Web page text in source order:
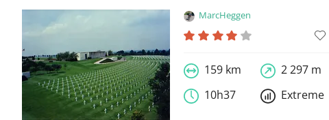
MarcHeggen
159 km
2 297 m
10h37
Extreme